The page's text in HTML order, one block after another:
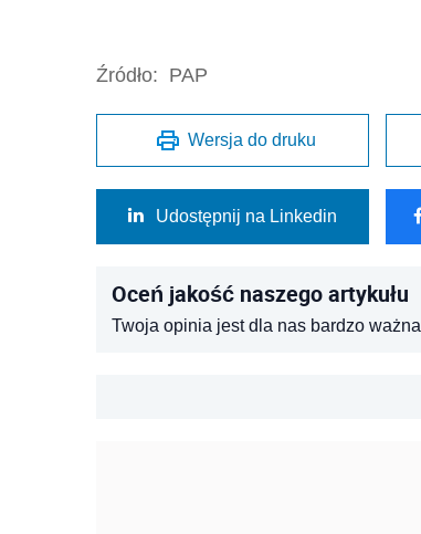
Źródło: PAP
Wersja do druku
Udostępnij na Linkedin
Oceń jakość naszego artykułu
Twoja opinia jest dla nas bardzo ważna